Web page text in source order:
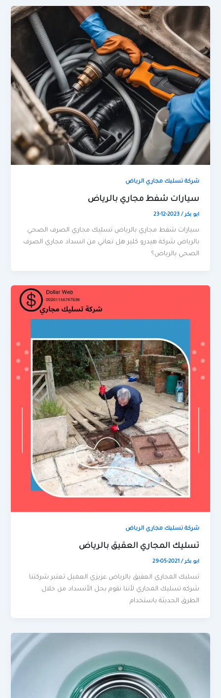
شركة تسليك مجاري الرياض
سيارات شفط مجاري بالرياض
ابو بكر/
2023-12-23
سيارات شفط مجاري بالرياض تسليك مجاري الصرف الصحي
بالرياض شركة هيدرو كلير هل تعاني من انسداد مجاري الصرف
الصحي بالرياض؟
شركة تسليك مجاري الرياض
تسليك المجاري العقيق بالرياض
ابو بكر/
2021-05-29
تسليك المجاري العقيق بالرياض عزيزي العميل تعتبر شركتنا
شركه تسليك المجاري لأننا نقوم بحل الأنسداد من خلال
الطرق الحديثة باستخدام